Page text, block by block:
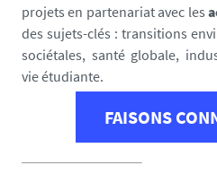
projets en partenariat avec les
des sujets-clés : transitions
sociétales, santé globale,
vie étudiante.
FAISONS